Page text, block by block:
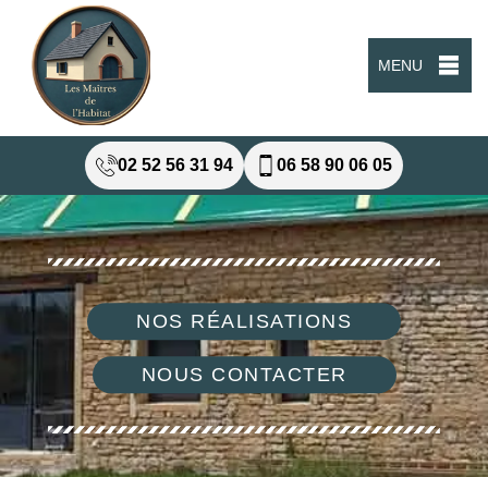
MENU
02 52 56 31 94 06 58 90 06 05
NOS RÉALISATIONS
NOUS CONTACTER